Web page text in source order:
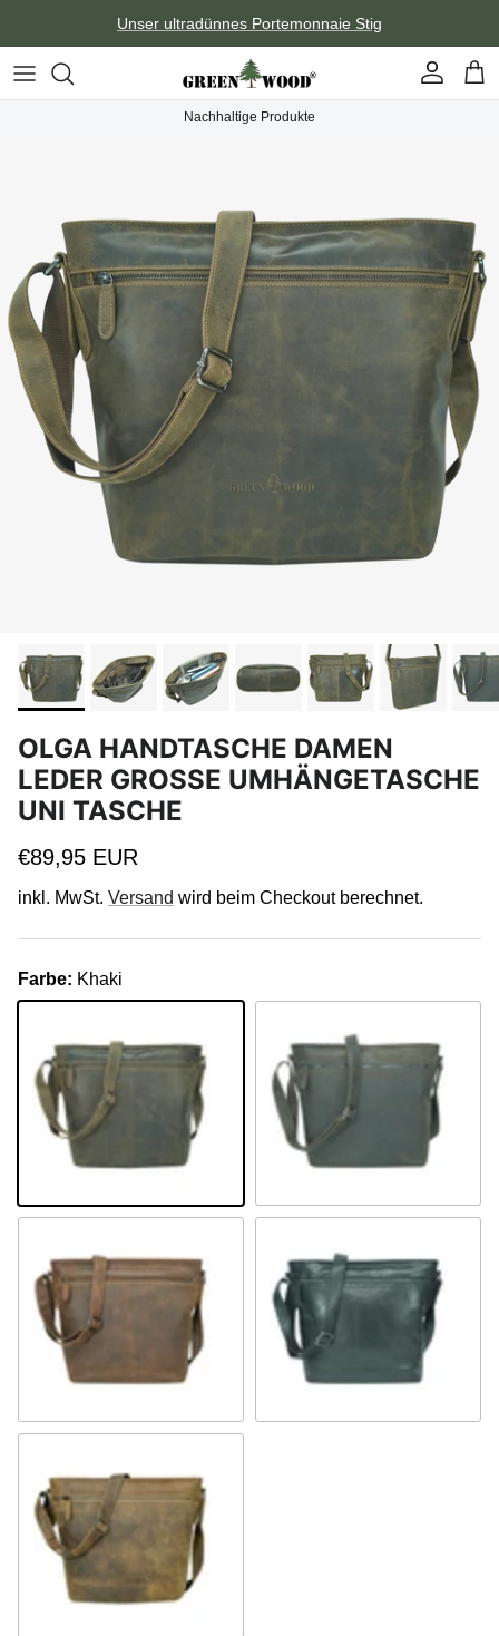
Unser ultradünnes Portemonnaie Stig
Konto
Nachhaltige Produkte
OLGA HANDTASCHE DAMEN
LEDER GROSSE UMHÄNGETASCHE U
NI TASCHE
Normaler Preis
€89,95 EUR
inkl. MwSt. Versand wird beim Checkout berechnet.
Farbe: Khaki
Khaki Braun
Sandel Schwarz
Camel